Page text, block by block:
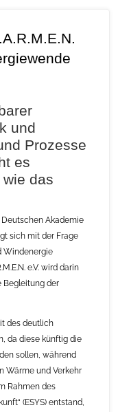
und
Prozesse
es
das
Deutschen Akademie
sich mit der Frage
Windenergie
e.V. wird darin
Begleitung der
des deutlich
da diese künftig die
sollen, während
Wärme und Verkehr
Rahmen des
(ESYS) entstand,